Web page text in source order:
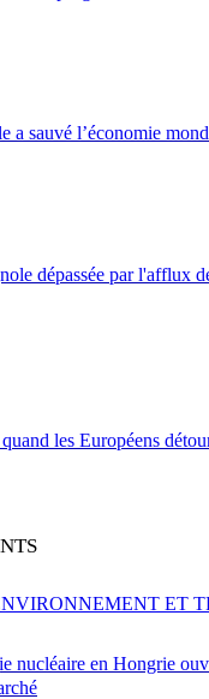
a sauvé l’économie
dépassée par l'afflux
les Européens
nucléaire en Hongrie
ET